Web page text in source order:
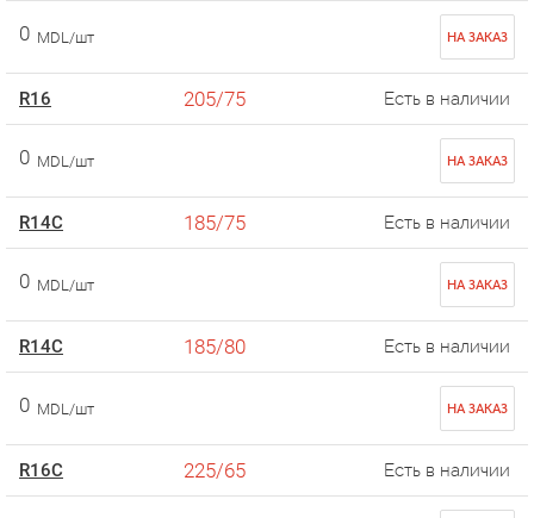
0 MDL/шт НА ЗАКАЗ
R16 205/75 Есть в наличии
0 MDL/шт НА ЗАКАЗ
R14C 185/75 Есть в наличии
0 MDL/шт НА ЗАКАЗ
R14C 185/80 Есть в наличии
0 MDL/шт НА ЗАКАЗ
R16C 225/65 Есть в наличии